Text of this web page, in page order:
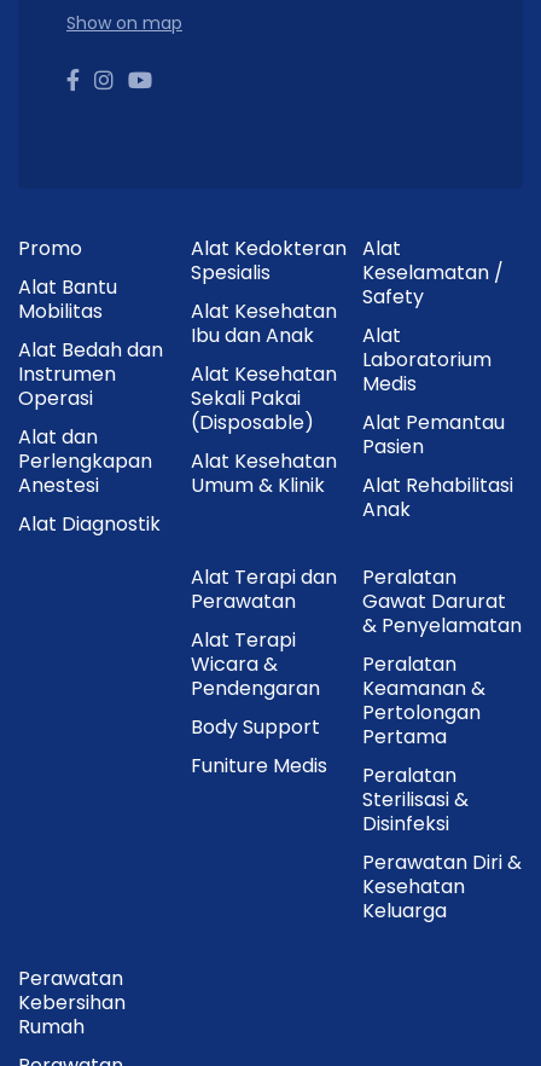
Show on map
Promo
Alat Bantu
Mobilitas
Alat Bedah dan
Instrumen
Operasi
Alat dan
Perlengkapan
Anestesi
Alat Diagnostik
Alat Kedokteran
Spesialis
Alat Kesehatan
Ibu dan Anak
Alat Kesehatan
Sekali Pakai
(Disposable)
Alat Kesehatan
Umum & Klinik
Alat
Keselamatan /
Safety
Alat
Laboratorium
Medis
Alat Pemantau
Pasien
Alat Rehabilitasi
Anak
Alat Terapi dan
Perawatan
Alat Terapi
Wicara &
Pendengaran
Body Support
Funiture Medis
Peralatan
Gawat Darurat
& Penyelamatan
Peralatan
Keamanan &
Pertolongan
Pertama
Peralatan
Sterilisasi &
Disinfeksi
Perawatan Diri &
Kesehatan
Keluarga
Perawatan
Kebersihan
Rumah